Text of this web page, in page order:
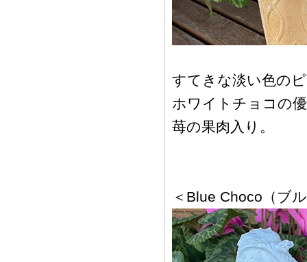
すてきな淡い色の
ホワイトチョコの
苺の果肉入り。
＜Blue Choco（ブ